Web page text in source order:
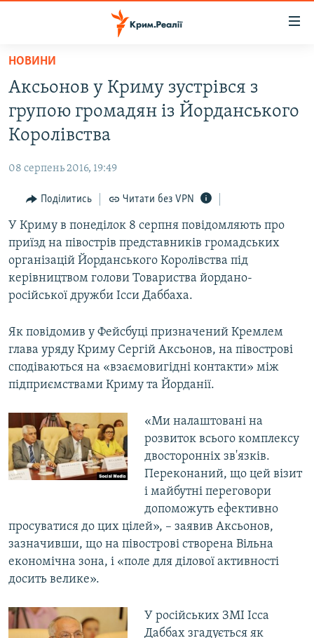
Перейти
основного
матеріалу
Перейти
до
основної
навігації
Перейти
пошуку
ВІДЕО ТА ФОТО
БЛОГИ
ПОГЛЯД
ІНТЕРВ'Ю
ВСЕ ЗА ДЕНЬ
СПЕЦПРОЕКТИ
ДЕПОРТАЦІЯ
ВІДЕОУРОКИ «ELIFBE»
СВІДЧЕННЯ ОКУПАЦІЇ
УКРАЇНСЬКА ПРОБЛЕМА КРИМУ
ЯК ОБІЙТИ БЛОКУВАННЯ
Русский
Qırımtatar
Усі сайти RFE/RL
НОВИНИ
Аксьонов у Криму зустрівся з
групою громадян із Йорданського
Королівства
08 серпень 2016, 19:49
Поділитись Читати без VPN
У Криму в понеділок 8 серпня повідомляють про
приїзд на півострів представників громадських
організацій Йорданського Королівства під
керівництвом голови Товариства йордано-
російської дружби Ісси Даббаха.
Як повідомив у Фейсбуці призначений Кремлем
глава уряду Криму Сергій Аксьонов, на півострові
сподіваються на «взаємовигідні контакти» між
підприємствами Криму та Йорданії.
«Ми налаштовані на
розвиток всього комплексу
двосторонніх зв'язків.
Переконаний, що цей візит
і майбутні переговори
допоможуть ефективно
просуватися до цих цілей», – заявив Аксьонов,
зазначивши, що на півострові створена Вільна
економічна зона, і «поле для ділової активності
досить велике».
У російських ЗМІ Ісса
Даббах згадується як